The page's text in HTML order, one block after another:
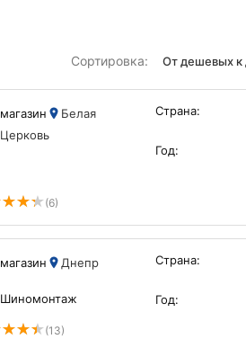
Сортировка:
магазин
Белая
Церковь
(6)
Страна:
Год:
магазин Днепр
Шиномонтаж
(13)
Страна:
Год: